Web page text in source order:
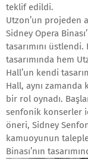
teklif edildi.
Utzon’un projeden
Sidney Opera
tasarımını üstlendi.
tasarımında hem
Hall’un kendi
Hall, aynı zamanda
bir rol oynadı.
senfonik konserler
öneri, Sidney
kamuoyunun
Binası’nın